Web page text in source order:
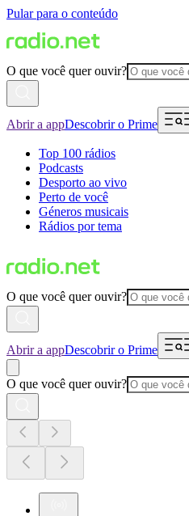
Pular para o conteúdo
O que você quer ouvir?
Abrir a appDescobrir o Prime
Top 100 rádios
Podcasts
Desporto ao vivo
Perto de você
Géneros musicais
Rádios por tema
O que você quer ouvir?
Abrir a appDescobrir o Prime
O que você quer ouvir?